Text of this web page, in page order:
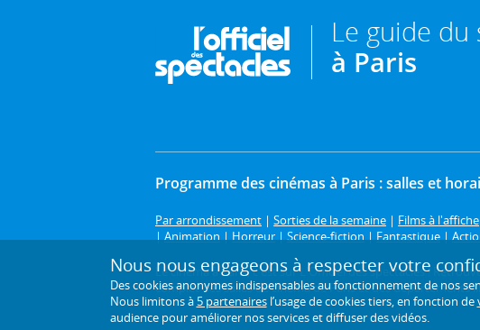
Le guide du
à Paris
Programme des cinémas à Paris : salles et
Par arrondissement | Sorties de la semaine | Films à l'affiche
|Animation|Horreur|Science-fiction|Fantastique|
Le cinéma à Paris, c'est sur L'Officiel des spectacles !
complet des salles de cinéma de Paris et des départements
Nous nous engageons à respecter votre
Des cookies anonymes indispensables au fonctionnement de nos
Nous limitons à 5 partenairesl’usage de cookies tiers, en fonction de
audience pour améliorer nos services et diffuser des vidéos.